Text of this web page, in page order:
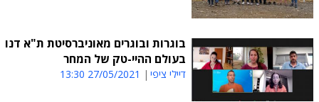
בוגרות ובוגרים מאוניברסיטת ת"א דנו
בעולם ההיי-טק של המחר
דיילי ציפי 27/05/2021 13:30